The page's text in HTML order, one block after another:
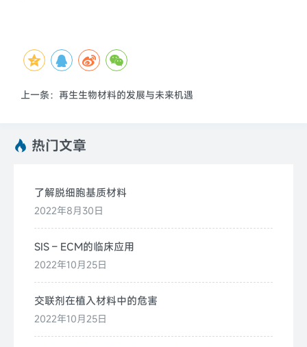
上一条：再生生物材料的发展与未来机遇
热门文章
了解脱细胞基质材料
2022年8月30日
SIS – ECM的临床应用
2022年10月25日
交联剂在植入材料中的危害
2022年10月25日